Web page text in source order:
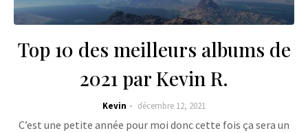
Top 10 des meilleurs albums de
2021 par Kevin R.
Kevin décembre 12, 2021
C’est une petite année pour moi donc cette fois ça sera un